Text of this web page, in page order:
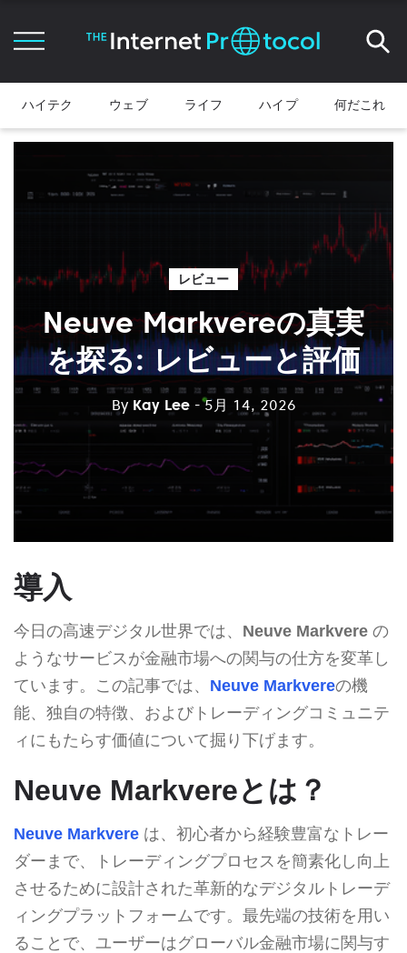
ハイテク ウェブ ライフ ハイプ 何だこれ
レビュー
Neuve Markvereの真実
を探る: レビューと評価
By Kay Lee - 5月 14, 2026
導入
今日の高速デジタル世界では、 Neuve Markvere の
ようなサービスが金融市場への関与の仕方を変革し
ています。この記事では、 Neuve Markvereの機
能、独自の特徴、およびトレーディングコミュニテ
ィにもたらす価値について掘り下げます。
Neuve Markvereとは？
Neuve Markvere は、初心者から経験豊富なトレー
ダーまで、トレーディングプロセスを簡素化し向上
させるために設計された革新的なデジタルトレーデ
ィングプラットフォームです。最先端の技術を用い
ることで、ユーザーはグローバル金融市場に関与す